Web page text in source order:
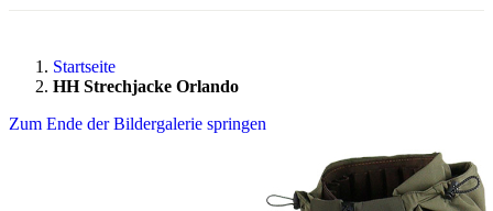
Startseite
HH Strechjacke Orlando
Zum Ende der Bildergalerie springen